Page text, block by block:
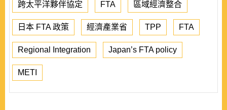
跨太平洋夥伴協定 FTA 區域經濟整合
日本 FTA 政策 經濟產業省 TPP FTA
Regional Integration Japan’s FTA policy
METI